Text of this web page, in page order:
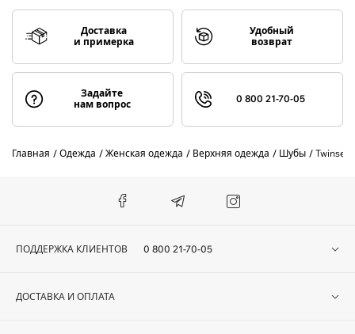
Доставка
и примерка
Удобный
возврат
Задайте
нам вопрос
0 800 21-70-05
Главная Одежда Женская одежда Верхняя одежда Шубы Twinset
ПОДДЕРЖКА КЛИЕНТОВ 0 800 21-70-05
ДОСТАВКА И ОПЛАТА